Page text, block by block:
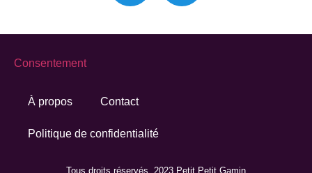
Tous droits réservés. 2023 Petit Petit Gamin
À propos Contact
Politique de confidentialité
Consentement